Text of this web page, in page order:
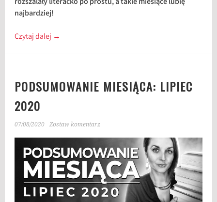
najbardziej!
Czytaj dalej →
PODSUMOWANIE MIESIĄCA: LIPIEC
2020
07/08/2020 Zostaw komentarz